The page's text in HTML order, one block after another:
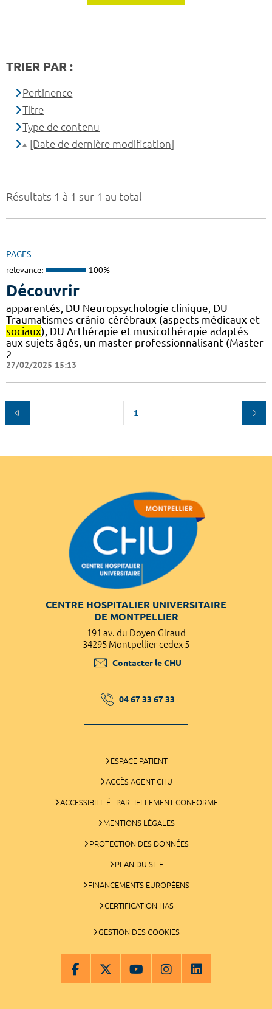
Résultats 1 à 1 sur 1 au total
PAGES
relevance: 100%
Découvrir
apparentés, DU Neuropsychologie clinique, DU
Traumatismes crânio-cérébraux (aspects médicaux et
sociaux), DU Arthérapie et musicothérapie adaptés
aux sujets âgés, un master professionnalisant (Master
2
27/02/2025 15:13
1
TRIER PAR :
Pertinence
Titre
Type de contenu
[Date de dernière modification]
CENTRE HOSPITALIER UNIVERSITAIRE
DE MONTPELLIER
191 av. du Doyen Giraud
34295 Montpellier cedex 5
Contacter le CHU
04 67 33 67 33
ESPACE PATIENT
ACCÈS AGENT CHU
ACCESSIBILITÉ : PARTIELLEMENT CONFORME
MENTIONS LÉGALES
PROTECTION DES DONNÉES
PLAN DU SITE
FINANCEMENTS EUROPÉENS
CERTIFICATION HAS
GESTION DES COOKIES